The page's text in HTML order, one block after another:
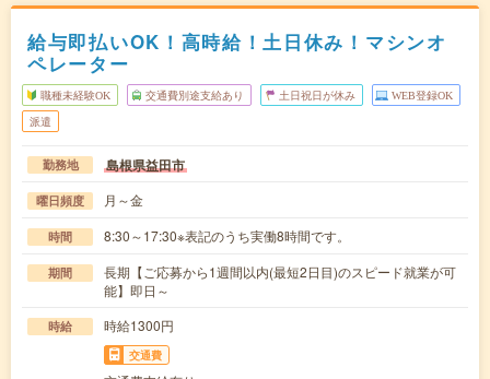
給与即払いOK！高時給！土日休み！マシンオ
ペレーター
職種未経験OK 交通費別途支給あり 土日祝日が休み WEB登録OK
派遣
勤務地 島根県益田市
曜日頻度 月～金
時間 8:30～17:30※表記のうち実働8時間です。
期間
長期【ご応募から1週間以内(最短2日目)のスピード就業が可
能】即日～
時給 時給1300円
交通費